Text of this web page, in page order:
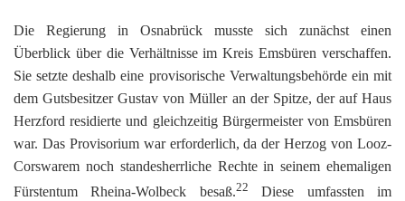
Die Regierung in Osnabrück musste sich zunächst einen
Überblick über die Verhältnisse im Kreis Emsbüren verschaffen.
Sie setzte deshalb eine provisorische Verwaltungsbehörde ein mit
dem Gutsbesitzer Gustav von Müller an der Spitze, der auf Haus
Herzford residierte und gleichzeitig Bürgermeister von Emsbüren
war. Das Provisorium war erforderlich, da der Herzog von Looz-
Corswarem noch standesherrliche Rechte in seinem ehemaligen
Fürstentum Rheina-Wolbeck besaß.22
Diese umfassten im